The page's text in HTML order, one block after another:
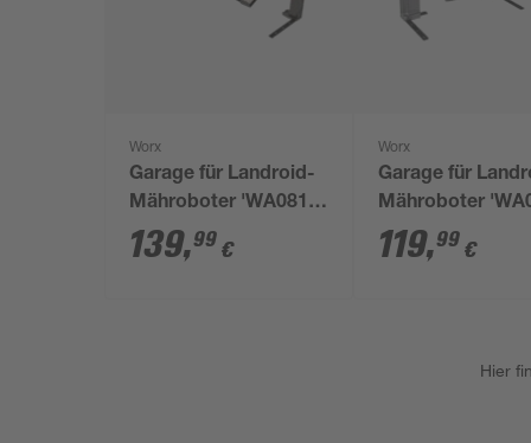
Worx
Garage für Landroid-
Mähroboter 'WA0810'
schwarz
139,99 €
Worx
Garage für
Mähroboter
weiß 69 x 55 x 39
119,99 €
Hier